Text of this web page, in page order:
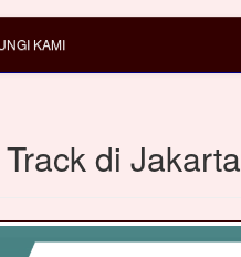
KAMI
di Jakarta